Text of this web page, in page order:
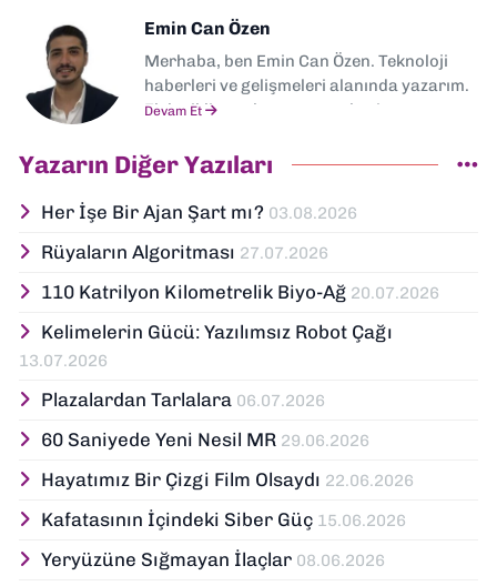
Emin Can Özen
Merhaba, ben Emin Can Özen. Teknoloji
haberleri ve gelişmeleri alanında yazarım.
Elektrikli araçlar, yapay zeka, inovasyon ve
konular arasında yer alıyor.
Dokuzeylul.com’da yazar olarak görev
yapıyorum. Güncel olayları tarafsız,
alıyor; İzmir’den teknoloji dünyasına dair
yorumlarımı paylaşıyorum. Takipte kalın!
🚀
Devam Et
Yazarın Diğer Yazıları
Her İşe Bir Ajan Şart mı? 03.08.2026
Rüyaların Algoritması 27.07.2026
110 Katrilyon Kilometrelik Biyo-Ağ 20.07.2026
Kelimelerin Gücü: Yazılımsız Robot Çağı
13.07.2026
Plazalardan Tarlalara 06.07.2026
60 Saniyede Yeni Nesil MR 29.06.2026
Hayatımız Bir Çizgi Film Olsaydı 22.06.2026
Kafatasının İçindeki Siber Güç 15.06.2026
Yeryüzüne Sığmayan İlaçlar 08.06.2026